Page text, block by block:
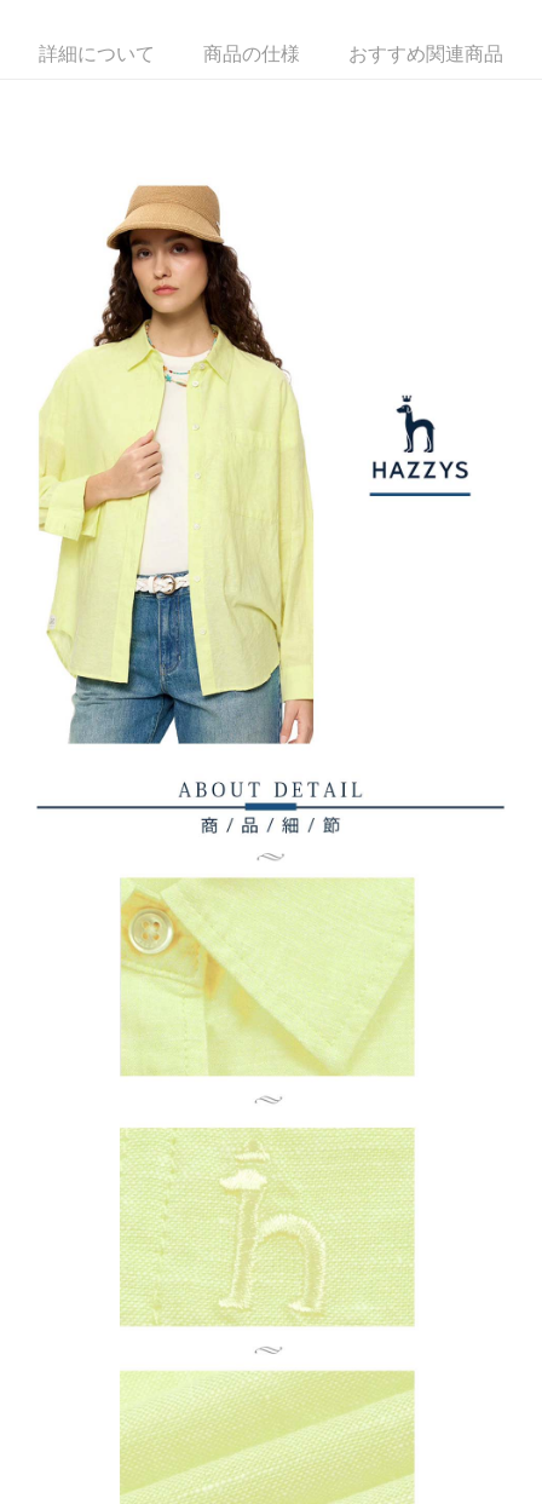
合、注文は自動的にキャンセルされます。「転専審査」に未通過の状況が
1. 分割払いの金額は電信請求書に統合されず、「OP Pay Later」は毎月の
締め日後に支払いリマインダーのSMSを送信します。
2. SMSのリンクを通じて請求書を開いた後、「コンビニバーコード／台湾
大直営店舗／銀行振込／街口支払い／iPASS MONEY」などのチャネルで
支払いを選択できます。
【注意事項】
1. 本サービスは「台湾大哥大株式会社」（以下「当社」といいます）によ
って提供され、ユーザーが取引時に本サービスを通じて商品やサービスを
購入できるようにし、店舗が売買／分割払い売買の債権を当社に譲渡した
後、契約に基づいて当社の請求書で帳款を支払うことになります。
2. 「OP Pay Later」を利用する契約関係の目的から、店舗はあなたの個人
情報（名前、電話または住所を含む）を台湾大哥大に提供し、収集、処理
および利用するために、当社があなた本人と分割請求書に必要な情報の確
認、照合および修正を行います。
3. 完全なユーザーサービス規約については、以下のリンクを参照してくだ
さい：
https://oppay.tw/userRule
4.ご注文が完了すると、携帯に支払い通知のSMSが届きます。アプリ会員
代金納付期限は最短で 14 日以内ですので、ご注意ください。AFTEE アプ
リをダウンロードして AFTEE 会員になるとお支払い期限を最長 45 日以内
まで延長できます。
お支払期限は、ショップが請求した期日と、AFTEEで延長できる日数をも
とに計算されます。AFTEEで注文すると、商品を受け取るまで支払い期限
を延長できますが、商品を期限内に受け取れない場合があります（例：予
約商品や商品到着日が比較的遅い商品）。そのため、商品到着の有無に関
わらず、AFTEEで指定された期限内にお支払いください。
二、支払い限度額
1.初回 AFTEEを ご利用の際に、認証結果及び当社の審査の結果に基づ
き、限度額が設定されます。
2.決済金額は最低NT$20です。
3.現在、台湾の会員のみご利用いただけます。
三、利用規約「AFTEE代金後払い」（以下当サービスという）はネットプ
ロテクションズ（以下 AFTEE という）が提供し、AFTEEが代金を徴収し
ます。当サービスご利用の際に提供しなければならない個人情報（注文者
の氏名、電話番号、受取人の氏名、電話番号、受取人住所を含むがこれに
限らない）は、AFTEEに渡され当サービスで必要な範囲内で利用されま
す。AFTEEの個人情報の収集、処理、利用について、詳細はAFTEE公式ホ
ームページの『個人情報の収集、処理及び利用に関する声明』をご参照く
ださい（https://aftee.tw/privacypolicy/ ）。
AFTEEの初回ご利用の際に、審査を通過すれば、最高額がNT$10,000にな
納金が加算されます。未成年の利用者は、事前に法定代理人または後見人
の同意を得ればAFTEEをご利用いただけます。
にご連絡ください。上記に示した個人情報を、必要な購入注文書とあわせ
てAFTEEにご提供いただく、またはAFTEEにあなたの個人情報の収集、処
理、利用を許可することににご同意いただけない場合は、当サービスを選
択しないでください。
全家取貨付款
萊爾富取貨付款
付款後萊爾富取貨
7-11取貨付款
送料無料
送料無料
宅配
送料無料
離島宅配
送料無料
詳細について 商品の仕様 おすすめ関連商品